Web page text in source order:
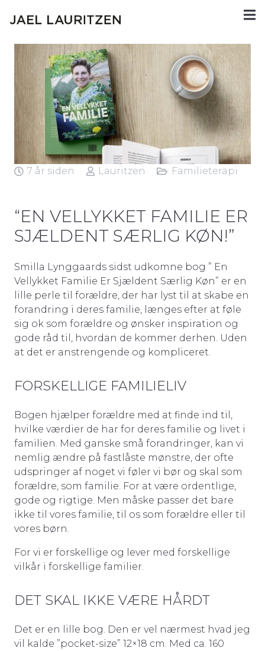
7 år siden Lauritzen Familieterapi
“EN VELLYKKET FAMILIE ER
SJÆLDENT SÆRLIG KØN!”
Smilla Lynggaards sidst udkomne bog ” En
Vellykket Familie Er Sjældent Særlig Køn” er en
lille perle til forældre, der har lyst til at skabe en
forandring i deres familie, længes efter at føle
sig ok som forældre og ønsker inspiration og
gode råd til, hvordan de kommer derhen. Uden
at det er anstrengende og kompliceret.
FORSKELLIGE FAMILIELIV
Bogen hjælper forældre med at finde ind til,
hvilke værdier de har for deres familie og livet i
familien. Med ganske små forandringer, kan vi
nemlig ændre på fastlåste mønstre, der ofte
udspringer af noget vi føler vi bør og skal som
forældre, som familie. For at være ordentlige,
gode og rigtige. Men måske passer det bare
ikke til vores familie, til os som forældre eller til
vores børn.
For vi er forskellige og lever med forskellige
vilkår i forskellige familier.
DET SKAL IKKE VÆRE HÅRDT
Det er en lille bog. Den er vel nærmest hvad jeg
vil kalde ”pocket-size” 12×18 cm. Med ca. 160